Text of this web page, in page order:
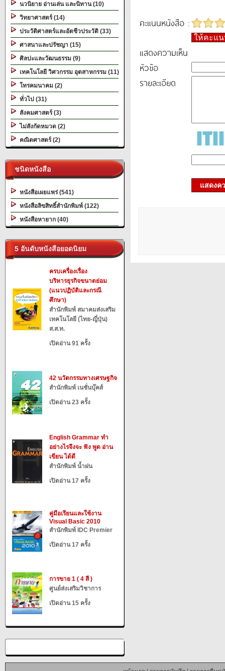
นวนิยาย อ่านเล่น และนิทาน (10)
วิทยาศาสตร์ (14)
ประวัติศาสตร์และอัตชีวประวัติ (33)
ศาสนาและปรัชญา (15)
ศิลปะและวัฒนธรรม (9)
เทคโนโลยี วิศวกรรม อุตสาหกรรม (11)
โทรคมนาคม (2)
ทั่วไป (31)
สังคมศาสตร์ (3)
ไม่สังกัดหมวด (2)
คณิตศาสตร์ (2)
ชนิดหนังสือ
หนังสือเผยแพร่ (541)
หนังสือลิขสิทธิ์สำนักพิมพ์ (122)
หนังสือหายาก (40)
5 อันดับหนังสือยอดนิยม
ครบเครื่องเรื่อง
บริหารธุรกิจขนาดย่อม
(แนวปฏิบัติและกรณี
ศึกษา)
สำนักพิมพ์ สมาคมส่งเสริม
เทคโนโลยี (ไทย-ญี่ปุ่น)
ส.ส.ท.
เปิดอ่าน 91 ครั้ง
42 นวัตกรรมทางเศรษฐกิจ
สำนักพิมพ์ เนชั่นบุ๊คส์
เปิดอ่าน 23 ครั้ง
English Grammar ทำ
อย่างไรจึงจะ ฟัง พูด อ่าน
เขียน ได้ดี
สำนักพิมพ์ น้ำฝน
เปิดอ่าน 17 ครั้ง
คู่มือเรียนและใช้งาน
Visual Basic 2010
สำนักพิมพ์ IDC Premier
เปิดอ่าน 17 ครั้ง
การขาย 1 ( 4 สี )
ศูนย์ส่งเสริมวิชาการ
เปิดอ่าน 15 ครั้ง
คะแนนหนังสือ :
ให้คะแ
แสดงความเห็น
หัวข้อ
รายละเอียด
แสดงค